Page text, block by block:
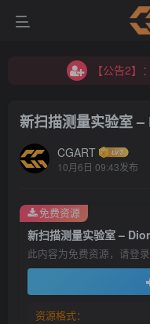
【公告2】
【公告2
新扫描测量实验室
CGART
10月6日 09:43发布
新扫描测量实验室 –
此内容为免费资源，请登
资源格式：
免费资源登录
没有账号？立即注